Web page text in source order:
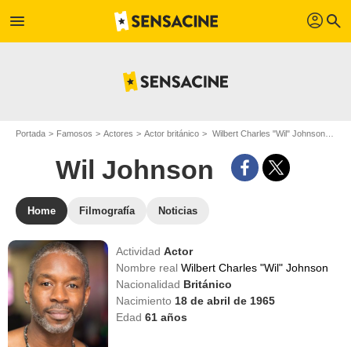
menu profil search
Portada Famosos Actores Actor británico Wilbert Charles "Wil" Johnson - Apodo : Wil Johnson
Wil Johnson
Home Filmografía Noticias
ActividadActor
Nombre realWilbert Charles "Wil" Johnson
Nacionalidad Británico
Nacimiento 18 de abril de 1965
Edad61 años